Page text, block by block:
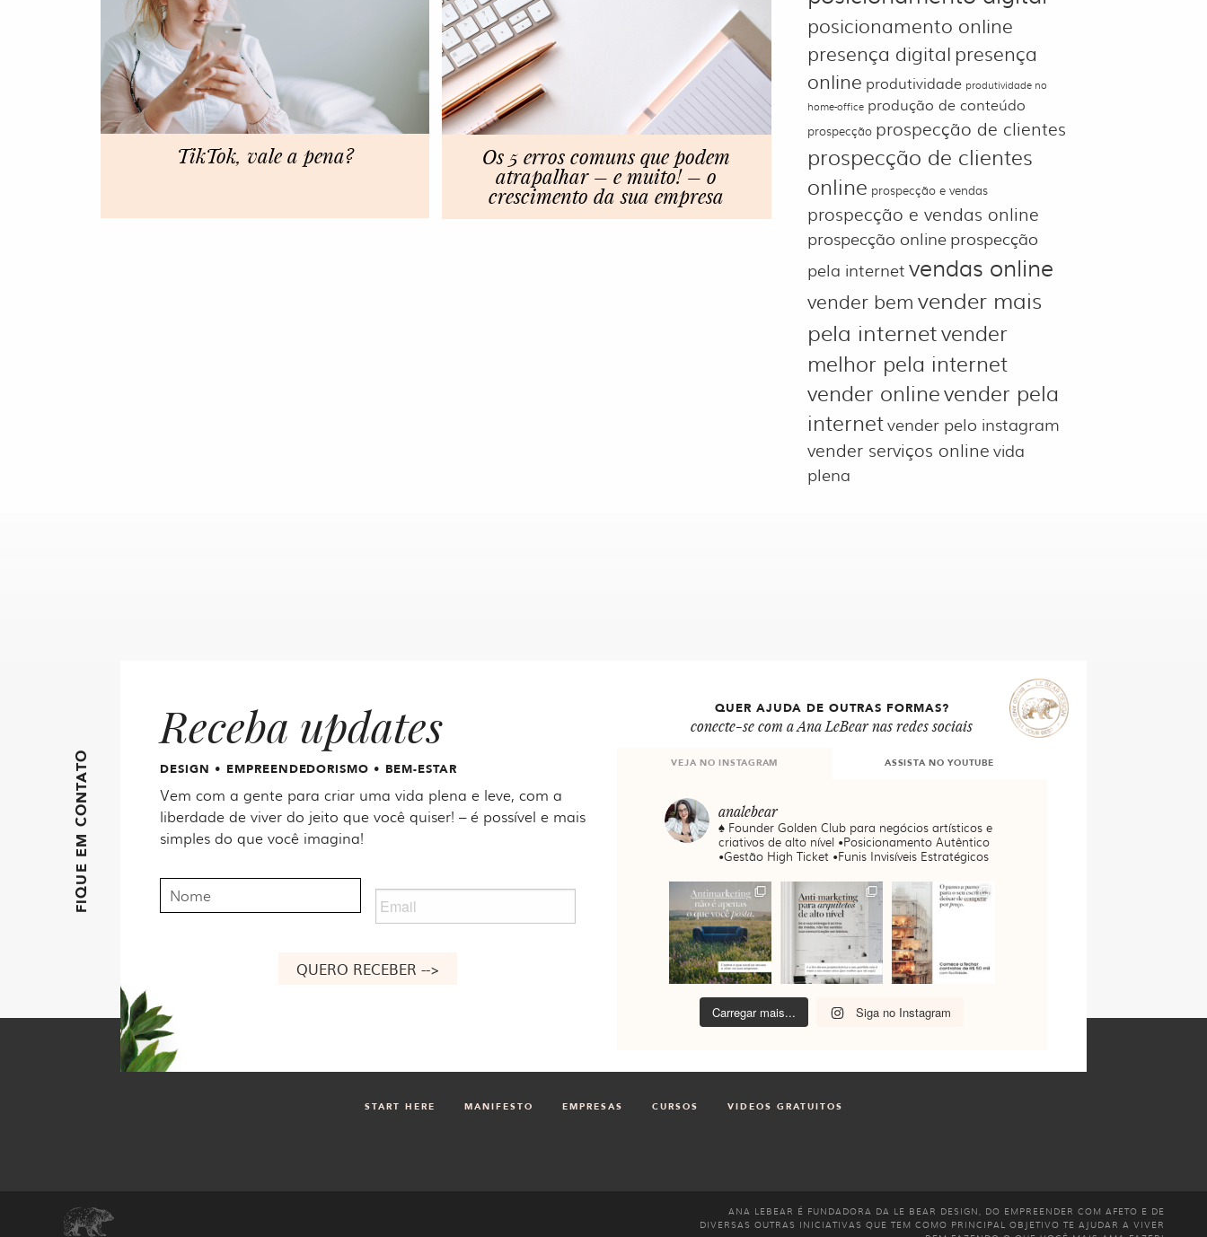
TikTok, vale a pena? Os 5 erros comuns que podem
atrapalhar – e muito! – o
crescimento da sua empresa
posicionamento online
presença digitalpresença
online produtividade produtividade no
home-office produção de conteúdo
prospecção prospecção de clientes
prospecção de clientes
online prospecção e vendas
prospecção e vendas online
prospecção online prospecção
pela internet vendas online
vender bemvender mais
pela internetvender
melhor pela internet
vender onlinevender pela
internetvender pelo instagram
vender serviços online vida
plena
FIQUE EM CONTATO
Receba updates
DESIGN • EMPREENDEDORISMO • BEM-ESTAR
Vem com a gente para criar uma vida plena e leve, com a
liberdade de viver do jeito que você quiser! – é possível e mais
simples do que você imagina!
Nome Email
QUER AJUDA DE OUTRAS FORMAS?
conecte-se com a Ana LeBear nas redes sociais
VEJA NO INSTAGRAM ASSISTA NO YOUTUBE
analebear
♠️ Founder Golden Club para negócios artísticos e
criativos de alto nível•Posicionamento Autêntico
•Gestão High Ticket •Funis Invisíveis Estratégicos
Carregar mais... Siga no Instagram
START HERE MANIFESTO EMPRESAS CURSOS VIDEOS GRATUITOS
ANA LEBEAR É FUNDADORA DA LE BEAR DESIGN, DO EMPREENDER COM AFETO E DE
DIVERSAS OUTRAS INICIATIVAS QUE TEM COMO PRINCIPAL OBJETIVO TE AJUDAR A VIVER